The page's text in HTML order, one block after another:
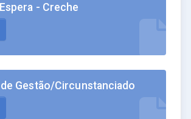
- Creche
Gestão/Circunstanciado